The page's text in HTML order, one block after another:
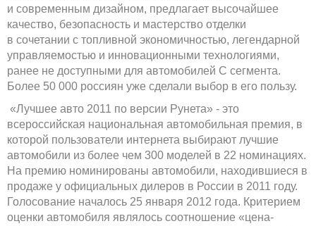
и современным дизайном, предлагает высочайшее
качество, безопасность и мастерство отделки
в сочетании с топливной экономичностью, легендарной
управляемостью и инновационными технологиями,
ранее не доступными для автомобилей С сегмента.
Более 50 000 россиян уже сделали выбор в его пользу.
«Лучшее авто 2011 по версии Рунета» - это
всероссийская национальная автомобильная премия, в
которой пользователи интернета выбирают лучшие
автомобили из более чем 300 моделей в 22 номинациях.
На премию номинированы автомобили, находившиеся в
продаже у официальных дилеров в России в 2011 году.
Голосование началось 25 января 2012 года. Критерием
оценки автомобиля являлось соотношение «цена-